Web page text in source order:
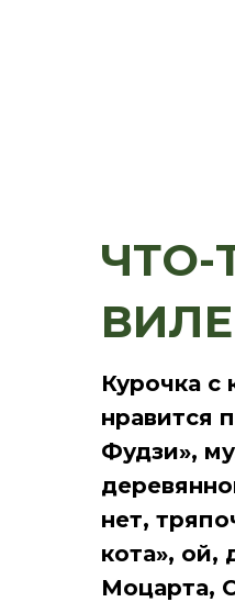
ЧТО-
Курочка
нравится
Фудзи»,
нет,
кота», ой,
Моцарта,